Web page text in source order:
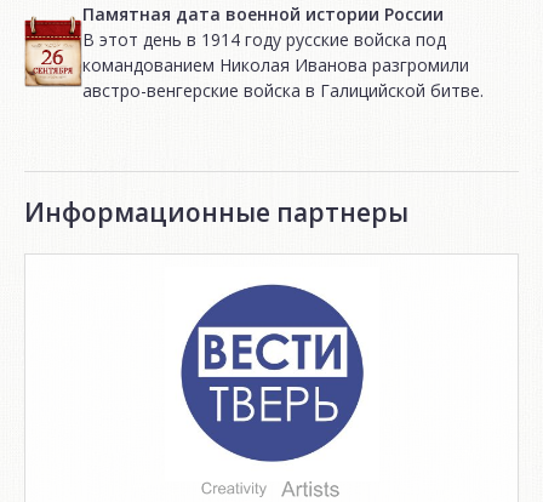
Памятная дата военной истории России
В этот день в 1914 году русские войска под
командованием Николая Иванова разгромили
австро-венгерские войска в Галицийской битве.
Информационные партнеры